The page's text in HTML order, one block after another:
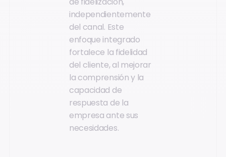
independientemente
del canal. Este
enfoque integrado
fortalece la fidelidad
del cliente, al mejorar
la comprensión y la
capacidad de
respuesta de la
empresa ante sus
necesidades.